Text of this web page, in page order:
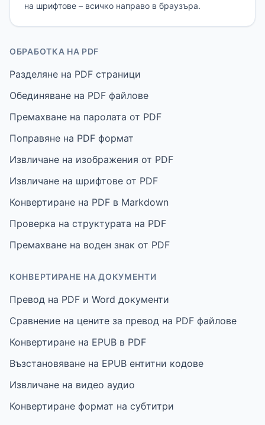
на шрифтове – всичко направо в браузъра.
ОБРАБОТКА НА PDF
Разделяне на PDF страници
Обединяване на PDF файлове
Премахване на паролата от PDF
Поправяне на PDF формат
Извличане на изображения от PDF
Извличане на шрифтове от PDF
Конвертиране на PDF в Markdown
Проверкa на структурата на PDF
Премахване на воден знак от PDF
КОНВЕРТИРАНЕ НА ДОКУМЕНТИ
Превод на PDF и Word документи
Сравнение на цените за превод на PDF файлове
Конвертиране на EPUB в PDF
Възстановяване на EPUB ентитни кодове
Извличане на видео аудио
Конвертиране формат на субтитри